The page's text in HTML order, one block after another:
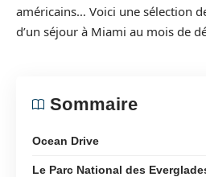
américains… Voici une sélection
d’un séjour à Miami au mois de
Sommaire
Ocean Drive
Le Parc National des